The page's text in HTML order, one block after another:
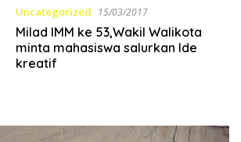
Uncategorized 15/03/2017
Milad IMM ke 53,Wakil Walikota
minta mahasiswa salurkan Ide
kreatif